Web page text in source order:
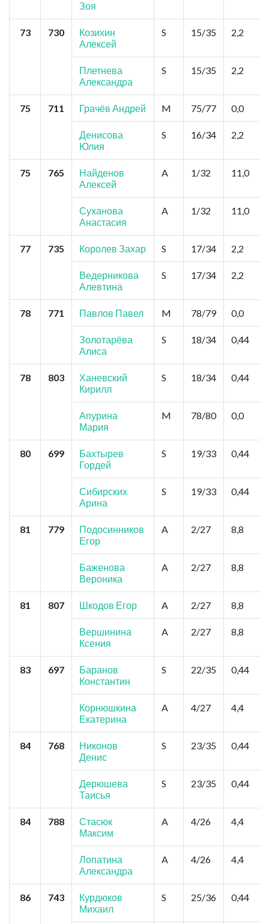
Зоя
73 730
Козихин
Алексей
S 15/35 2,2
Плетнева
Александра
S 15/35 2,2
75 711 Грачёв Андрей M 75/77 0,0
Денисова
Юлия
S 16/34 2,2
75 765
Найденов
Алексей
A 1/32 11,0
Суханова
Анастасия
A 1/32 11,0
77 735 Королев Захар S 17/34 2,2
Ведерникова
Алевтина
S 17/34 2,2
78 771 Павлов Павел M 78/79 0,0
Золотарёва
Алиса
S 18/34 0,44
78 803
Ханевский
Кирилл
S 18/34 0,44
Апурина
Мария
M 78/80 0,0
80 699
Бахтырев
Гордей
S 19/33 0,44
Сибирских
Арина
S 19/33 0,44
81 779
Подосинников
Егор
A 2/27 8,8
Баженова
Вероника
A 2/27 8,8
81 807 Шкодов Егор A 2/27 8,8
Вершинина
Ксения
A 2/27 8,8
83 697
Баранов
Константин
S 22/35 0,44
Корнюшкина
Екатерина
A 4/27 4,4
84 768
Никонов
Денис
S 23/35 0,44
Дерюшева
Таисья
S 23/35 0,44
84 788
Стасюк
Максим
A 4/26 4,4
Лопатина
Александра
A 4/26 4,4
86 743
Курдюков
Михаил
S 25/36 0,44